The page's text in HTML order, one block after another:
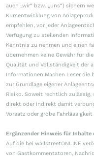
auch „wir“ bzw. „uns“) sichern
Kursentwicklung von
empfehlen, vor jeder
Verfügung zu stellenden
Kenntnis zu nehmen und einen
übernehmen keine Gewähr für
Qualität und Vollständigkeit der
Informationen.Machen Leser
zur Grundlage eigener
Risiko. Soweit rechtlich
direkt oder indirekt damit
Vorsatz oder grobe
Ergänzender Hinweis für
Auf die bei wallstreetONLINE
von Gastkommentatoren,